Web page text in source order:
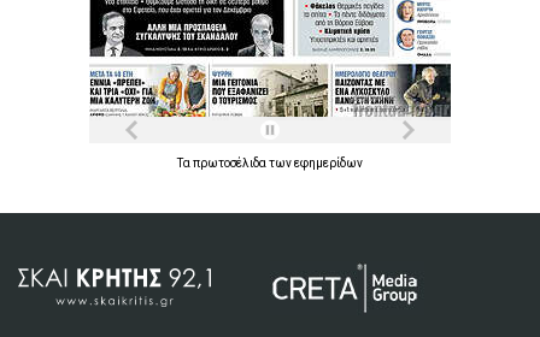
Τα πρωτοσέλιδα τωνεφημερίδων